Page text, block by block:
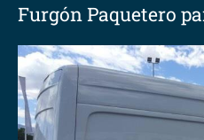
Furgón Paquetero